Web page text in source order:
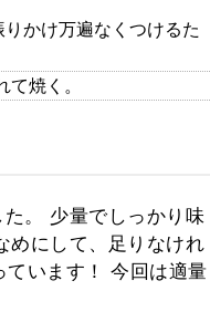
かけ万遍なくつけるた
焼く。
。 少量でしっかり味
めにして、足りなけれ
います！ 今回は適量